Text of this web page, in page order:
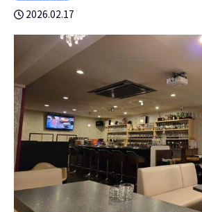
2026.02.17